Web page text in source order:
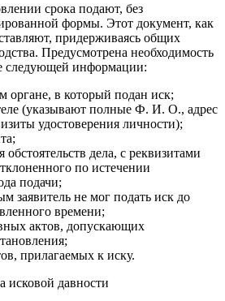
срока подают, без
формы. Этот документ, как
придерживаясь общих
Предусмотрена необходимость
следующей информации:
органе, в который подан иск;
(указывают полные Ф. И. О., адрес
удостоверения личности);
обстоятельств дела, с реквизитами
по истечении
подачи;
заявитель не мог подать иск до
времени;
актов, допускающих
прилагаемых к иску.